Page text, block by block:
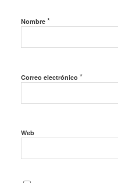
Nombre *
Correo electrónico *
Web